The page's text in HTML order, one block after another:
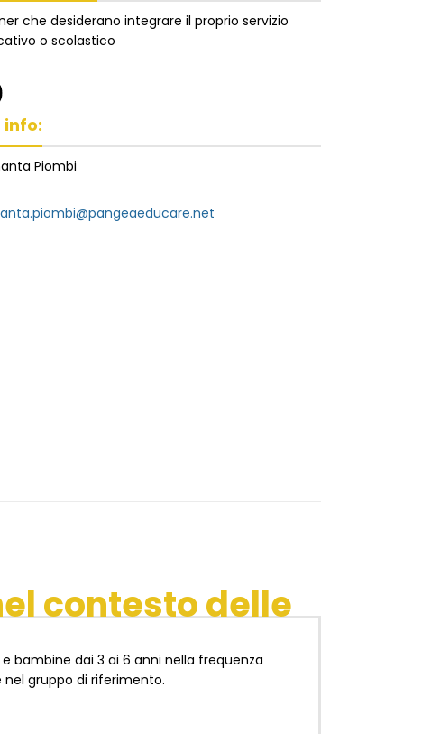
che desiderano integrare il proprio servizio
o scolastico
info:
Piombi
contesto delle
bambine dai 3 ai 6 anni nella frequenza
gruppo di riferimento.